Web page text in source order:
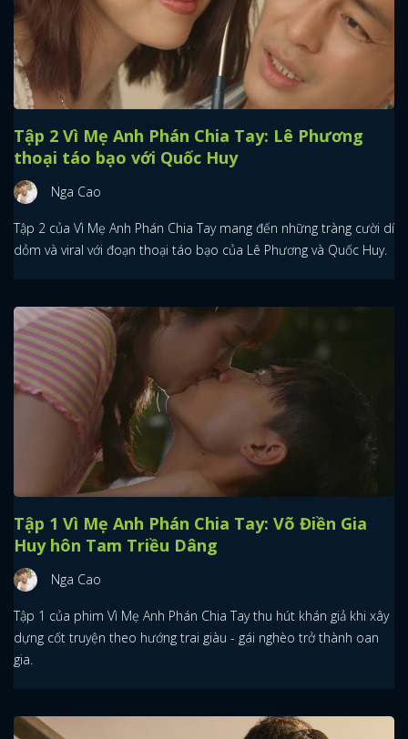
Tập 2 Vì Mẹ Anh Phán Chia Tay: Lê Phương
thoại táo bạo với Quốc Huy
Nga Cao
Tập 2 của Vì Mẹ Anh Phán Chia Tay mang đến những tràng cười dí
dỏm và viral với đoạn thoại táo bạo của Lê Phương và Quốc Huy.
Tập 1 Vì Mẹ Anh Phán Chia Tay: Võ Điền Gia
Huy hôn Tam Triều Dâng
Nga Cao
Tập 1 của phim Vì Mẹ Anh Phán Chia Tay thu hút khán giả khi xây
dựng cốt truyện theo hướng trai giàu - gái nghèo trở thành oan
gia.